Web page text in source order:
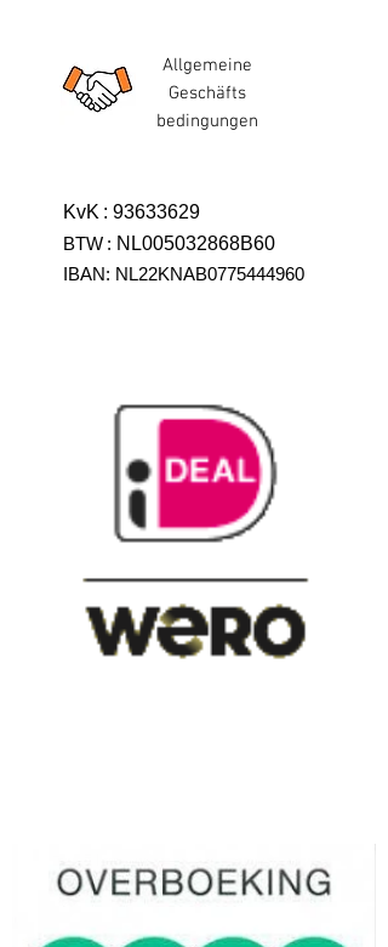
Allgemeine
Geschäfts
bedingungen
KvK : 93633629
BTW : NL005032868B60
IBAN: NL22KNAB0775444960